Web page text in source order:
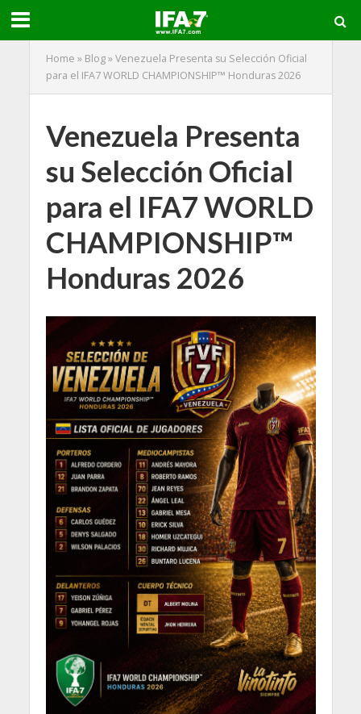
Home » Blog»Venezuela Presenta su Selección Oficial
para el IFA7 WORLD CHAMPIONSHIP™ Honduras 2026
Venezuela Presenta
su Selección Oficial
para el IFA7 WORLD
CHAMPIONSHIP™
Honduras 2026